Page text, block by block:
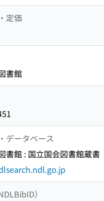
定価
書館
データベース
書館 : 国立国会図書館蔵書
）